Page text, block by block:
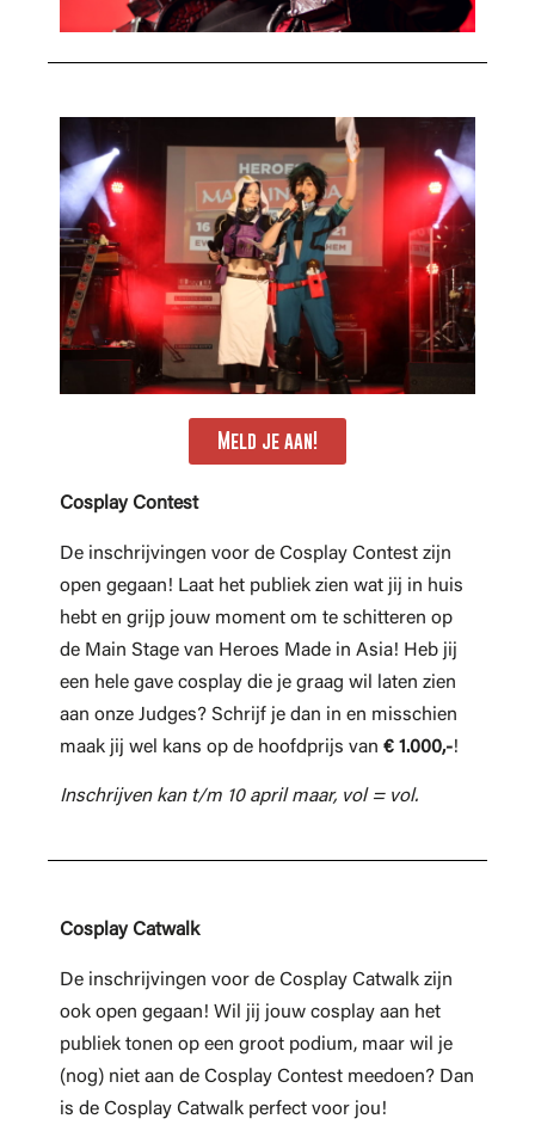
Meld je aan!
Cosplay Contest
De inschrijvingen voor de Cosplay Contest zijn
open gegaan! Laat het publiek zien wat jij in huis
hebt en grijp jouw moment om te schitteren op
de Main Stage van Heroes Made in Asia! Heb jij
een hele gave cosplay die je graag wil laten zien
aan onze Judges? Schrijf je dan in en misschien
maak jij wel kans op de hoofdprijs van € 1.000,-!
Inschrijven kan t/m 10 april maar, vol = vol.
Cosplay Catwalk
De inschrijvingen voor de Cosplay Catwalk zijn
ook open gegaan! Wil jij jouw cosplay aan het
publiek tonen op een groot podium, maar wil je
(nog) niet aan de Cosplay Contest meedoen? Dan
is de Cosplay Catwalk perfect voor jou!